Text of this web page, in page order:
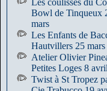
Les coulisses du
Bowl de Tinqueux
mars
Les Enfants de
Hautvillers 25 mars
Atelier Olivier
Petites Loges 8 avril
Twist à St Tropez